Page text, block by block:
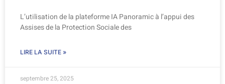
L’utilisation de la plateforme IA Panoramic à l’appui des
Assises de la Protection Sociale des
LIRE LA SUITE »
septembre 25, 2025